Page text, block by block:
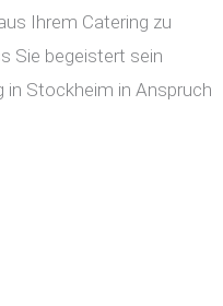
Ihrem Catering zu
Sie begeistert sein
in Stockheim in Anspruch